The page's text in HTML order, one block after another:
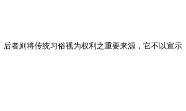
者则将传统习俗视为权利之重要来源，它不以宣示